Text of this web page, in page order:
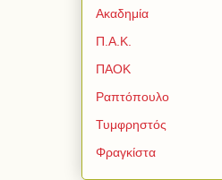
Ακαδημία
Π.Α.Κ.
ΠΑΟΚ
Ραπτόπουλο
Τυμφρηστός
Φραγκίστα